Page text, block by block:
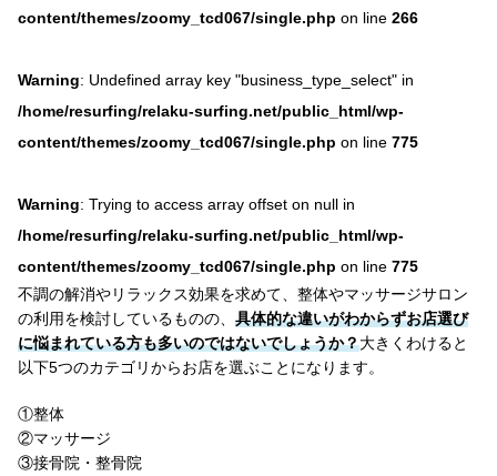
content/themes/zoomy_tcd067/single.php on line 266
Warning: Undefined array key "business_type_select" in
/home/resurfing/relaku-surfing.net/public_html/wp-
content/themes/zoomy_tcd067/single.php on line 775
Warning: Trying to access array offset on null in
/home/resurfing/relaku-surfing.net/public_html/wp-
content/themes/zoomy_tcd067/single.php on line 775
不調の解消やリラックス効果を求めて、整体やマッサージサロン
の利用を検討しているものの、 具体的な違いがわからずお店選び
に悩まれている方も多いのではないでしょうか？大きくわけると
以下5つのカテゴリからお店を選ぶことになります。
①整体
②マッサージ
③接骨院・整骨院